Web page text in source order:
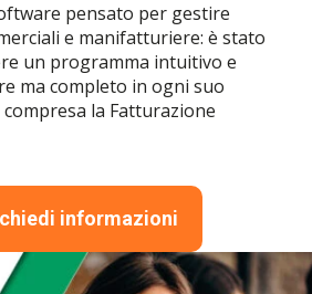
pensato per gestire
e manifatturiere: è stato
un programma intuitivo e
ma completo in ogni suo
la Fatturazione
informazioni